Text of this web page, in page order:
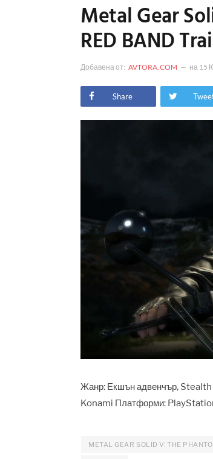
Metal Gear
RED BAND
Добавена от: AVTORA.COM на 15
Share
Жанр: Екшън адвенчър,
Konami Платформи:
METAL GEAR SOLID V: THE